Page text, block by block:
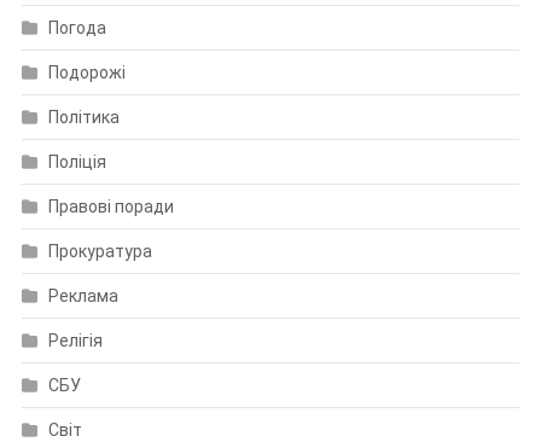
Погода
Подорожі
Політика
Поліція
Правові поради
Прокуратура
Реклама
Релігія
СБУ
Світ